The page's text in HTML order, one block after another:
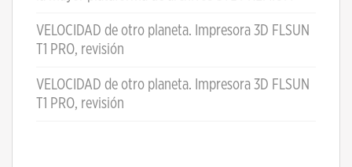
VELOCIDAD de otro planeta. Impresora 3D FLSUN
T1 PRO, revisión
VELOCIDAD de otro planeta. Impresora 3D FLSUN
T1 PRO, revisión